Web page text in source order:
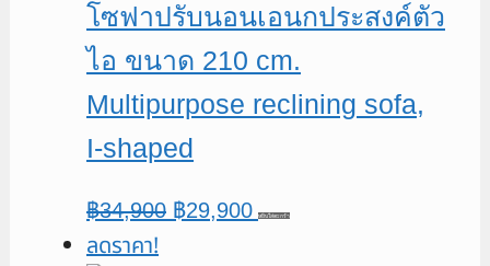
โซฟาปรับนอนเอนกประสงค์ตัว
ไอ ขนาด 210 cm.
Multipurpose reclining sofa,
I-shaped
฿34,900 Original
฿29,900Current
หยิบใส่ตะกร้า
ลดราคา!